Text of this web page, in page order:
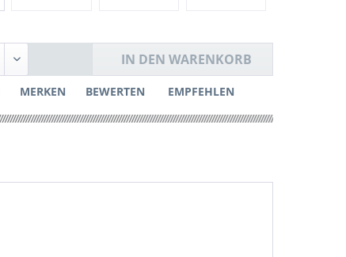
IN DEN WARENKORB
MERKEN BEWERTEN EMPFEHLEN